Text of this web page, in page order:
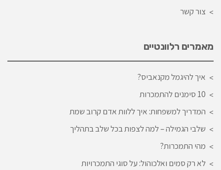
צור קשר
מאמרים רלוונטיים
איך להיגמל מקנאביס?
10 סימנים להתמכרות
המדריך למשפחות: איך ללוות אדם קרוב שמת
שלבי הגמילה – למה לצפות בכל שלב בתהליך
מהי התמכרות?
לא רק סמים ואלכוהול: על סוגי התמכרויות